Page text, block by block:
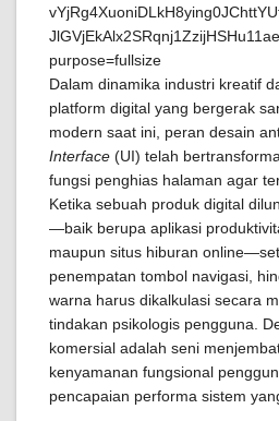
Dalam dinamika industri kreatif
platform digital yang bergerak
modern saat ini, peran desain
Interface (UI) telah
fungsi penghias halaman agar
Ketika sebuah produk digital
—baik berupa aplikasi
maupun situs hiburan
penempatan tombol navigasi,
warna harus dikalkulasi secara
tindakan psikologis pengguna.
komersial adalah seni
kenyamanan fungsional
pencapaian performa sistem